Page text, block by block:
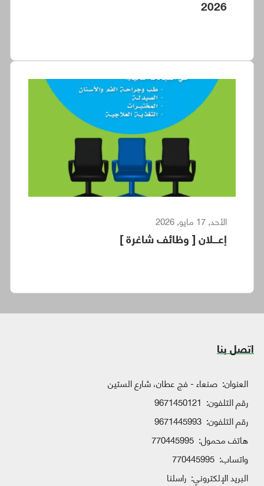
2026
الأحد, 17 مايو, 2026
إعـــلان [ وظائف شاغرة ]
اتصل بنا
العنوان: صنعاء - فج عطان، شارع الستين
رقم التلفون: 9671450121
رقم التلفون: 9671445993
هاتف محمول: 770445995
واتساب:
البريد الإلكتروني: راسلنا